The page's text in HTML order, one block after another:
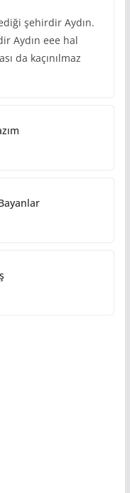
şehirdir Aydın.
Aydın eee hal
da kaçınılmaz